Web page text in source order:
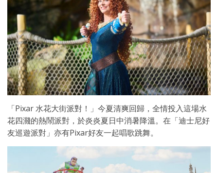
「Pixar 水花大街派對！」今夏清爽回歸，全情投入這場水
花四濺的熱鬧派對，於炎炎夏日中消暑降溫。在「迪士尼好
友巡遊派對」亦有Pixar好友一起唱歌跳舞。